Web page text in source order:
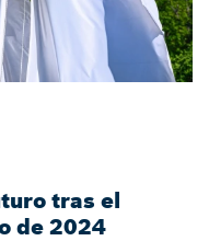
tras el
de 2024